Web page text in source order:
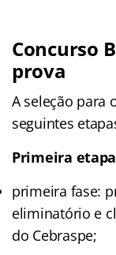
Concurso
prova
A seleção para
seguintes
Primeira
primeira fase:
eliminatório e
do Cebraspe;